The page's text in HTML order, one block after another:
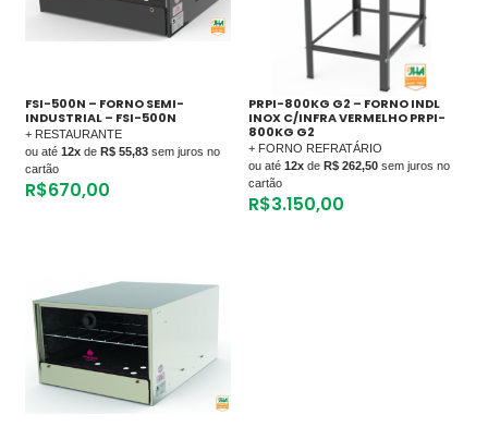
FSI-500N – FORNO SEMI-
INDUSTRIAL – FSI-500N
+ RESTAURANTE
ou até 12x de R$ 55,83 sem juros no
cartão
R$670,00
PRPI-800KG G2 – FORNO INDL
INOX C/INFRA VERMELHO PRPI-
800KG G2
+ FORNO REFRATÁRIO
ou até 12xde R$ 262,50sem juros no
cartão
R$3.150,00